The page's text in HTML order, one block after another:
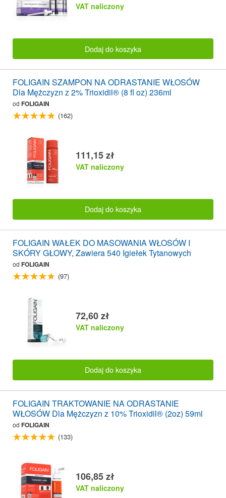
VAT naliczony
Dodaj do koszyka
FOLIGAIN SZAMPON NA ODRASTANIE WŁOSÓW
Dla Mężczyzn z 2% Trioxidil® (8 fl oz) 236ml
od FOLIGAIN
(162)
111,15 zł
VAT naliczony
Dodaj do koszyka
FOLIGAIN WAŁEK DO MASOWANIA WŁOSÓW I
SKÓRY GŁOWY, Zawiera 540 Igiełek Tytanowych
od FOLIGAIN
(97)
72,60 zł
VAT naliczony
Dodaj do koszyka
FOLIGAIN TRAKTOWANIE NA ODRASTANIE
WŁOSÓW Dla Mężczyzn z 10% Trioxidil® (2oz) 59ml
od FOLIGAIN
(133)
106,85 zł
VAT naliczony